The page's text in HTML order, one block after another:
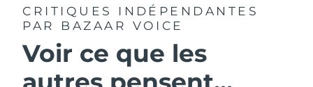
CRITIQUES INDÉPENDANTES
PAR BAZAAR VOICE
Voir ce que les